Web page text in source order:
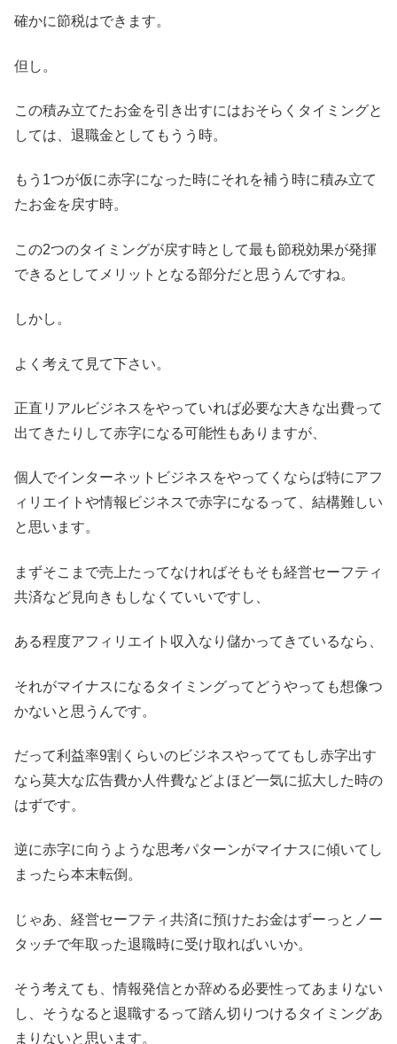
確かに節税はできます。
但し。
この積み立てたお金を引き出すにはおそらくタイミングと
しては、退職金としてもうう時。
もう1つが仮に赤字になった時にそれを補う時に積み立て
たお金を戻す時。
この2つのタイミングが戻す時として最も節税効果が発揮
できるとしてメリットとなる部分だと思うんですね。
しかし。
よく考えて見て下さい。
正直リアルビジネスをやっていれば必要な大きな出費って
出てきたりして赤字になる可能性もありますが、
個人でインターネットビジネスをやってくならば特にアフ
ィリエイトや情報ビジネスで赤字になるって、結構難しい
と思います。
まずそこまで売上たってなければそもそも経営セーフティ
共済など見向きもしなくていいですし、
ある程度アフィリエイト収入なり儲かってきているなら、
それがマイナスになるタイミングってどうやっても想像つ
かないと思うんです。
だって利益率9割くらいのビジネスやっててもし赤字出す
なら莫大な広告費か人件費などよほど一気に拡大した時の
はずです。
逆に赤字に向うような思考パターンがマイナスに傾いてし
まったら本末転倒。
じゃあ、経営セーフティ共済に預けたお金はずーっとノー
タッチで年取った退職時に受け取ればいいか。
そう考えても、情報発信とか辞める必要性ってあまりない
し、そうなると退職するって踏ん切りつけるタイミングあ
まりないと思います。